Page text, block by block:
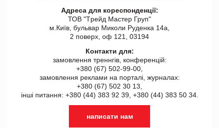
Адреса для кореспонденції:
ТОВ "Tрейд Мастер Груп"
м.Київ, бульвар Миколи Руденка 14а,
2 поверх, оф 121, 03194
Контакти для:
замовлення треннгів, конференцій:
+380 (67) 502-99-00,
замовлення реклами на порталі, журналах:
+380 (67) 502 30 13,
інші питання: +380 (44) 383 92 39, +380 (44) 383 50 34.
написати нам